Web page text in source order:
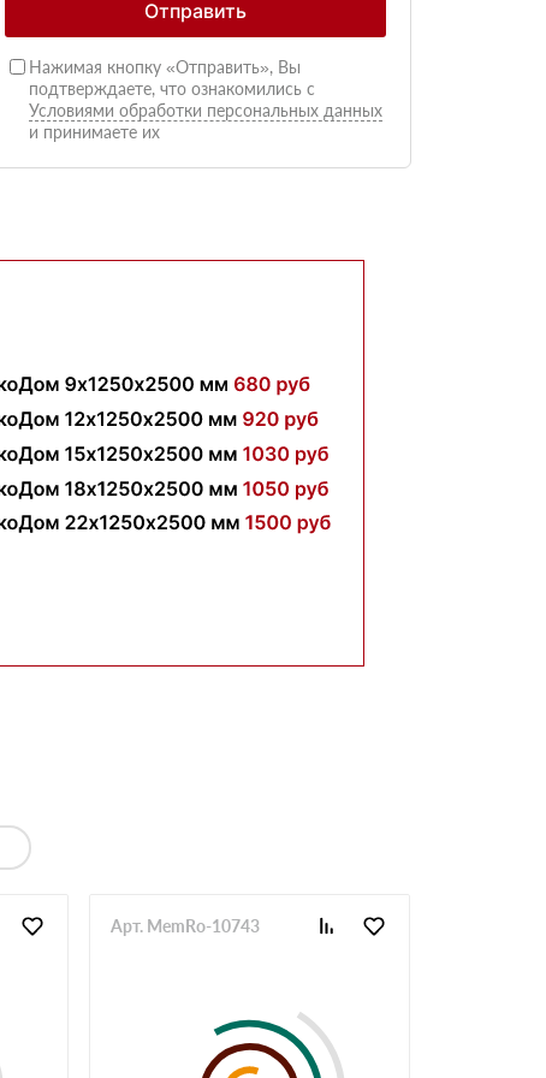
Отправить
Нажимая кнопку «Отправить», Вы
подтверждаете, что ознакомились с
Условиями обработки персональных данных
и принимаете их
Арт. MemRo-10743